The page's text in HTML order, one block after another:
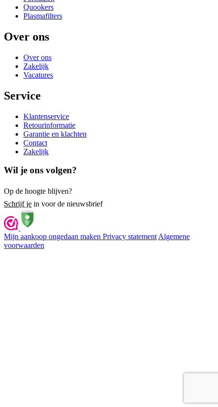
Quookers
Plasmafilters
Over ons
Over ons
Zakelijk
Vacatures
Service
Klantenservice
Retourinformatie
Garantie en klachten
Contact
Zakelijk
Wil je ons volgen?
Op de hoogte blijven?
Schrijf je in voor de nieuwsbrief
Mijn aankoop ongedaan maken Privacy statement Algemene
voorwaarden